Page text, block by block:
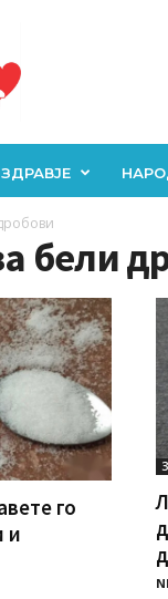
ЗДРАВЈЕ
бели
го
и